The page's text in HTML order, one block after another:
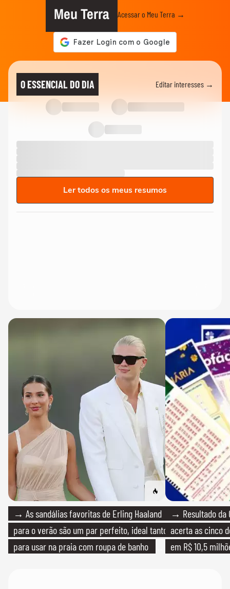
Meu Terra Acessar o Meu Terra →
O ESSENCIAL DO DIA Editar interesses →
Ler todos os meus resumos
→ As sandálias favoritas de Erling Haaland
para o verão são um par perfeito, ideal tanto
para usar na praia com roupa de banho
→ Resultado da
acerta as cinco
em R$ 10,5